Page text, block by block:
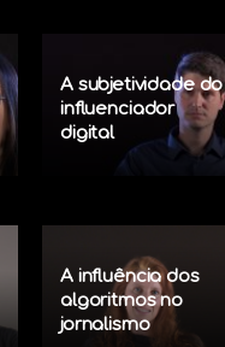
A subjetividade do
influenciador
digital
A influência dos
algoritmos no
jornalismo